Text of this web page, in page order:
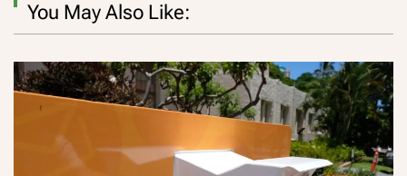
You May Also Like: